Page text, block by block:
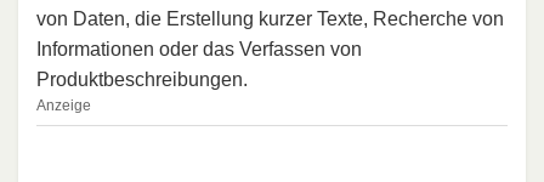
von Daten, die Erstellung kurzer Texte, Recherche von
Informationen oder das Verfassen von
Produktbeschreibungen.
Anzeige